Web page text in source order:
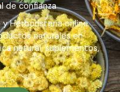
de confianza
y Herboristería online
naturales en
natural, suplementos,